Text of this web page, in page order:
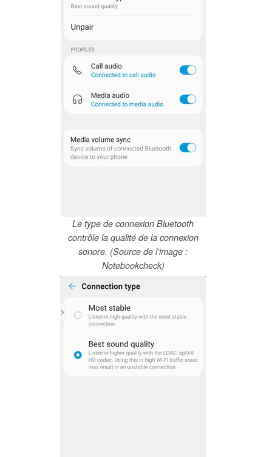
Le type de connexion Bluetooth
contrôle la qualité de la connexion
sonore. (Source de l'image :
Notebookcheck)